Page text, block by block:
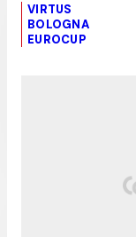
VIRTUS
BOLOGNA
EUROCUP